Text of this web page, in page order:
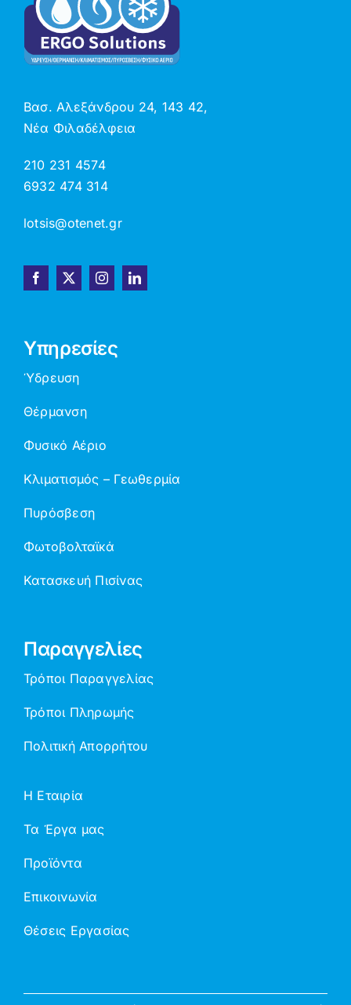
Βασ. Αλεξάνδρου 24, 143 42,
Νέα Φιλαδέλφεια
210 231 4574
6932 474 314
lotsis@otenet.gr
Υπηρεσίες
Ύδρευση
Θέρμανση
Φυσικό Αέριο
Κλιματισμός – Γεωθερμία
Πυρόσβεση
Φωτοβολταϊκά
Κατασκευή Πισίνας
Παραγγελίες
Τρόποι Παραγγελίας
Τρόποι Πληρωμής
Πολιτική Απορρήτου
Η Εταιρία
Τα Έργα μας
Προϊόντα
Επικοινωνία
Θέσεις Εργασίας